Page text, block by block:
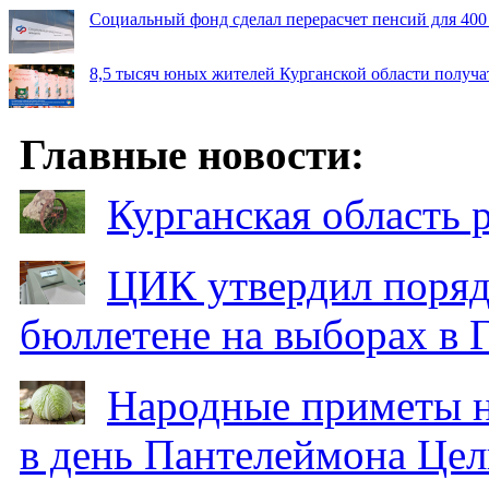
Социальный фонд сделал перерасчет пенсий для
8,5 тысяч юных жителей Курганской области
Главные новости:
Курганская
ЦИК утвердил
бюллетене на выборах в
Народные приметы
в день Пантелеймона